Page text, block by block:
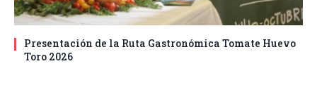
Presentación de la Ruta Gastronómica Tomate Huevo
Toro 2026